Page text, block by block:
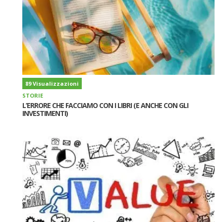
89 Visualizzazioni
STORIE
L’ERRORE CHE FACCIAMO CON I LIBRI (E ANCHE CON GLI
INVESTIMENTI)